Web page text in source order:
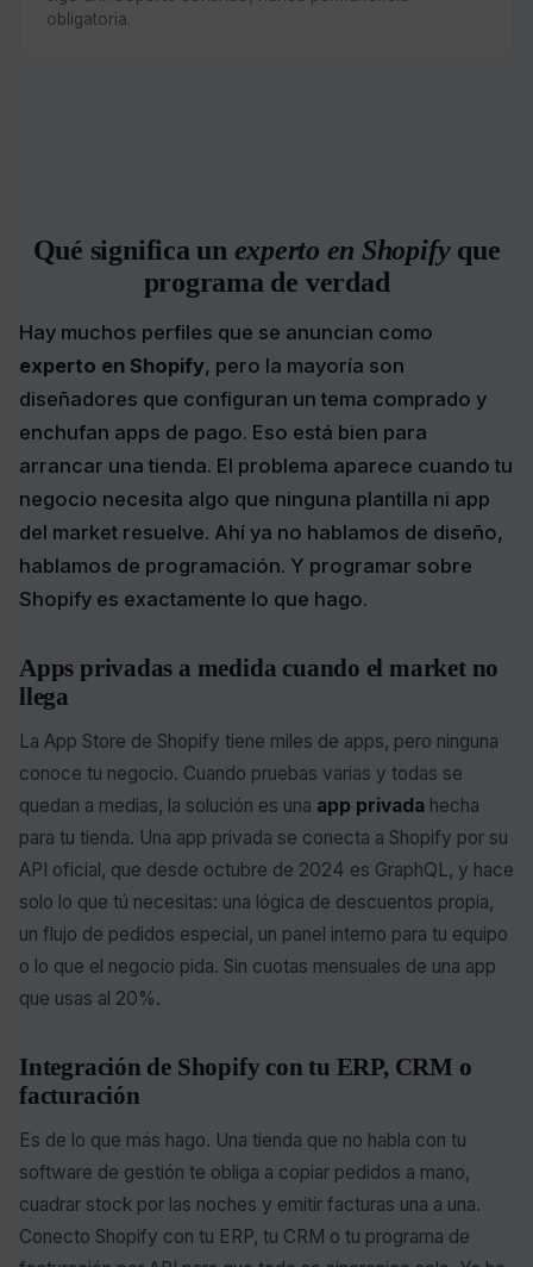
obligatoria.
Qué significa un experto en Shopifyque
programa de verdad
Hay muchos perfiles que se anuncian como
experto en Shopify, pero la mayoría son
diseñadores que configuran un tema comprado y
enchufan apps de pago. Eso está bien para
arrancar una tienda. El problema aparece cuando tu
negocio necesita algo que ninguna plantilla ni app
del market resuelve. Ahí ya no hablamos de diseño,
hablamos de programación. Y programar sobre
Shopify es exactamente lo que hago.
Apps privadas a medida cuando el market no
llega
La App Store de Shopify tiene miles de apps, pero ninguna
conoce tu negocio. Cuando pruebas varias y todas se
quedan a medias, la solución es una app privada hecha
para tu tienda. Una app privada se conecta a Shopify por su
API oficial, que desde octubre de 2024 es GraphQL, y hace
solo lo que tú necesitas: una lógica de descuentos propia,
un flujo de pedidos especial, un panel interno para tu equipo
o lo que el negocio pida. Sin cuotas mensuales de una app
que usas al 20%.
Integración de Shopify con tu ERP, CRM o
facturación
Es de lo que más hago. Una tienda que no habla con tu
software de gestión te obliga a copiar pedidos a mano,
cuadrar stock por las noches y emitir facturas una a una.
Conecto Shopify con tu ERP, tu CRM o tu programa de